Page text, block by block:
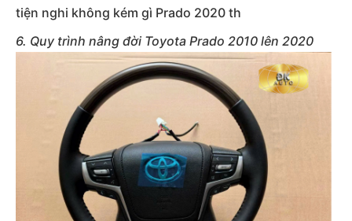
tiện nghi không kém gì Prado 2020 th
6. Quy trình nâng đời Toyota Prado 2010 lên 2020